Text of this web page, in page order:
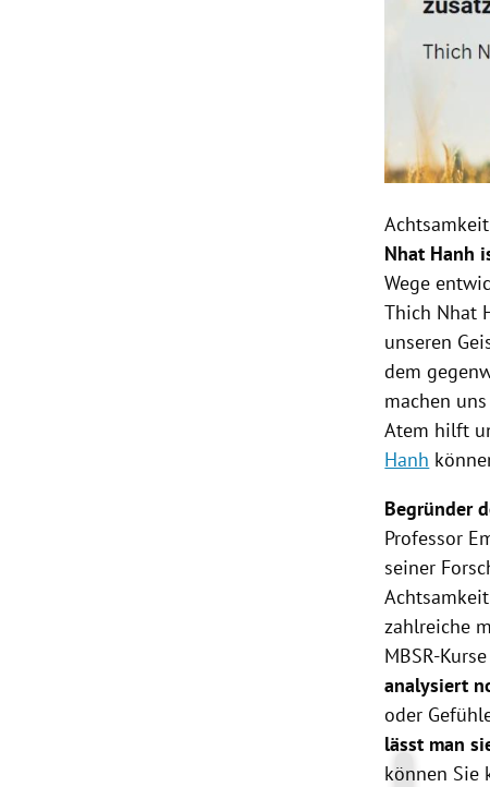
Nhat Hanh
Wege
Thich Nhat
unseren
dem
machen
Atem hilft
Hanh
Begründer
Professor
seiner
zahlreiche
MBSR-
analysiert
oder
lässt man
können Sie